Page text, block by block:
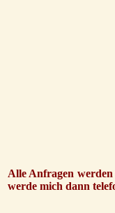
Alle Anfragen
werde mich dann